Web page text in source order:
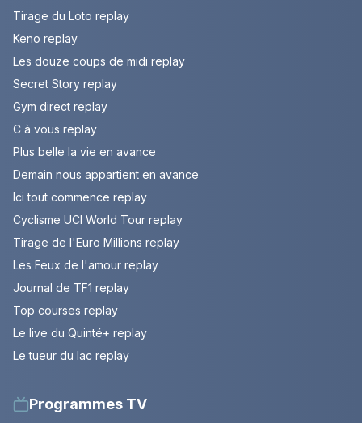
Tirage du Loto replay
Keno replay
Les douze coups de midi replay
Secret Story replay
Gym direct replay
C à vous replay
Plus belle la vie en avance
Demain nous appartient en avance
Ici tout commence replay
Cyclisme UCI World Tour replay
Tirage de l'Euro Millions replay
Les Feux de l'amour replay
Journal de TF1 replay
Top courses replay
Le live du Quinté+ replay
Le tueur du lac replay
Programmes TV